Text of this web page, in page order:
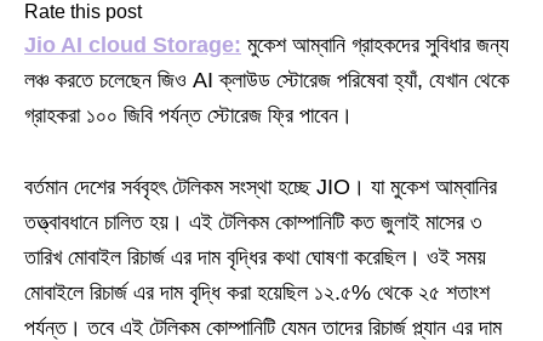
Rate this post
Jio AI cloud Storage: মুকেশ আম্বানি গ্রাহকদের সুবিধার জন্য
লঞ্চ করতে চলেছেন জিও AI ক্লাউড স্টোরেজ পরিষেবা হ্যাঁ, যেখান থেকে
গ্রাহকরা ১০০ জিবি পর্যন্ত স্টোরেজ ফ্রি পাবেন।
বর্তমান দেশের সর্ববৃহৎ টেলিকম সংস্থা হচ্ছে JIO। যা মুকেশ আম্বানির
তত্ত্বাবধানে চালিত হয়। এই টেলিকম কোম্পানিটি কত জুলাই মাসের ৩
তারিখ মোবাইল রিচার্জ এর দাম বৃদ্ধির কথা ঘোষণা করেছিল। ওই সময়
মোবাইলে রিচার্জ এর দাম বৃদ্ধি করা হয়েছিল ১২.৫% থেকে ২৫ শতাংশ
পর্যন্ত। তবে এই টেলিকম কোম্পানিটি যেমন তাদের রিচার্জ প্ল্যান এর দাম